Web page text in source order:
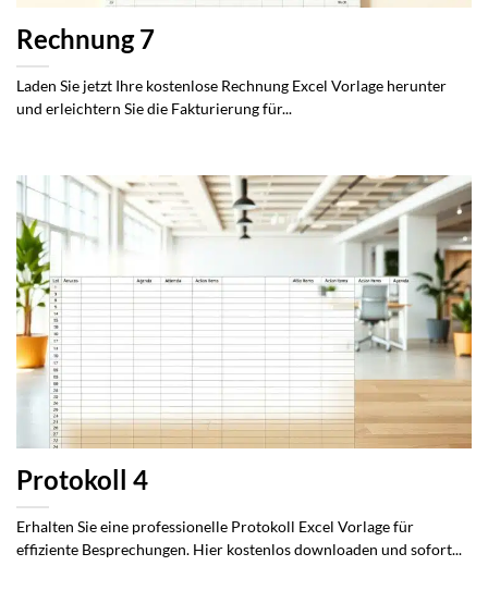
Rechnung 7
Laden Sie jetzt Ihre kostenlose Rechnung Excel Vorlage herunter
und erleichtern Sie die Fakturierung für...
Protokoll 4
Erhalten Sie eine professionelle Protokoll Excel Vorlage für
effiziente Besprechungen. Hier kostenlos downloaden und sofort...